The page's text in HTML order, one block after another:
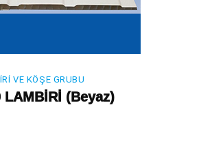
VE KÖŞE GRUBU
LAMBİRİ (Beyaz)